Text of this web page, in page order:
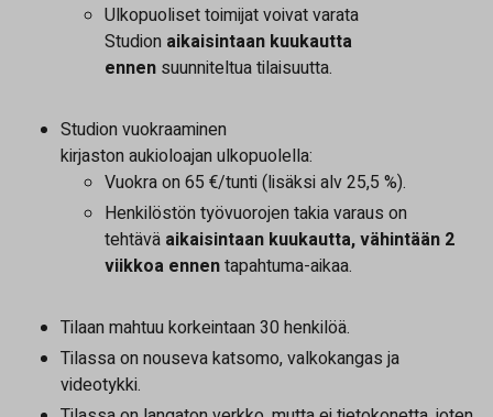
Ulkopuoliset toimijat voivat varata
Studion aikaisintaan kuukautta
ennen suunniteltua tilaisuutta.
Studion vuokraaminen
kirjaston aukioloajan ulkopuolella:
Vuokra on 65 €/tunti (lisäksi alv 25,5 %).
Henkilöstön työvuorojen takia varaus on
tehtävä aikaisintaan kuukautta, vähintään 2
viikkoa ennentapahtuma-aikaa.
Tilaan mahtuu korkeintaan 30 henkilöä.
Tilassa on nouseva katsomo, valkokangas ja
videotykki.